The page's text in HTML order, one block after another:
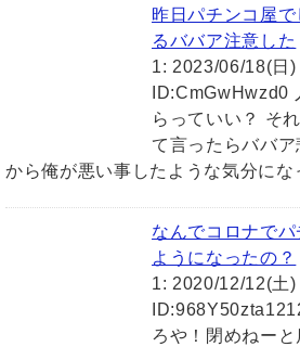
昨日パチンコ屋で
るババア注意した
1: 2023/06/18(日
ID:CmGwHwzd0
らっていい？ そ
て言ったらババ
から俺が悪い事したような気分に
なんでコロナで
ようになったの？
1: 2020/12/12(土
ろや！閉めねー